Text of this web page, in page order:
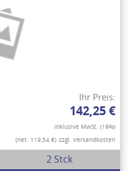
Ihr Preis:
142,25 €
Inklusive MwSt. (19%)
(net. 119,54 €) zzgl. Versandkosten
2 Stck